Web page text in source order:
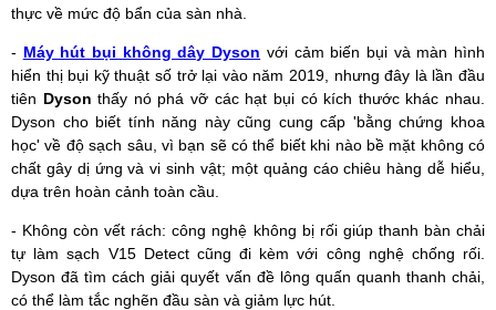
thực về mức độ bẩn của sàn nhà.
- Máy hút bụi không dây Dyson với cảm biến bụi và màn hình
hiển thị bụi kỹ thuật số trở lại vào năm 2019, nhưng đây là lần đầu
tiên Dyson thấy nó phá vỡ các hạt bụi có kích thước khác nhau.
Dyson cho biết tính năng này cũng cung cấp 'bằng chứng khoa
học' về độ sạch sâu, vì bạn sẽ có thể biết khi nào bề mặt không có
chất gây dị ứng và vi sinh vật; một quảng cáo chiêu hàng dễ hiểu,
dựa trên hoàn cảnh toàn cầu.
- Không còn vết rách: công nghệ không bị rối giúp thanh bàn chải
tự làm sạch V15 Detect cũng đi kèm với công nghệ chống rối.
Dyson đã tìm cách giải quyết vấn đề lông quấn quanh thanh chải,
có thể làm tắc nghẽn đầu sàn và giảm lực hút.